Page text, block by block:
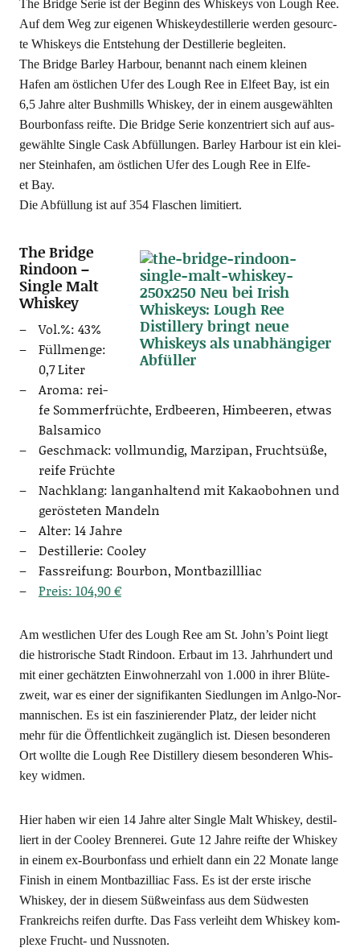
The Bridge Serie ist der Beginn des Whis­keys von Lough Ree.
Auf dem Weg zur eige­nen Whis­key­de­stil­le­rie wer­den ges­ourc­
te Whis­keys die Ent­ste­hung der Destil­le­rie begleiten.
The Bridge Bar­ley Har­bour, benannt nach einem klei­nen
Hafen am öst­li­chen Ufer des Lough Ree in Elfe­et Bay, ist ein
6,5 Jah­re alter Bush­mills Whis­key, der in einem aus­ge­wähl­ten
Bour­bon­fass reif­te. Die Bridge Serie kon­zen­triert sich auf aus­
ge­wähl­te Sin­gle Cask Abfül­lun­gen. Bar­ley Har­bour ist ein klei­
ner Stein­ha­fen, am öst­li­chen Ufer des Lough Ree in Elfe­
et Bay.
Die Abfül­lung ist auf 354 Fla­schen limitiert.
The Bridge
Rindoon –
Single Malt
Whiskey
Vol.%: 43%
Füll­men­ge:
0,7 Liter
Aro­ma: rei­
fe Som­mer­früch­te, Erd­bee­ren, Him­bee­ren, etwas
Balsamico
Geschmack: voll­mun­dig, Mar­zi­pan, Frucht­sü­ße,
rei­fe Früchte
Nach­klang: lang­an­hal­tend mit Kakao­boh­nen und
gerös­te­ten Mandeln
Alter: 14 Jahre
Destil­le­rie: Cooley
Fass­rei­fung: Bour­bon, Montbazillliac
Preis: 104,90 €
Am west­li­chen Ufer des Lough Ree am St. John’s Point liegt
die his­tro­ri­sche Stadt Rin­doon. Erbaut im 13. Jahr­hun­dert und
mit einer gech­ätz­ten Ein­woh­ner­zahl von 1.000 in ihrer Blü­te­
zweit, war es einer der signi­fi­kan­ten Sied­lun­gen im Anl­go-Nor­
man­ni­schen. Es ist ein fas­zi­nie­ren­der Platz, der lei­der nicht
mehr für die Öffent­lich­keit zugäng­lich ist. Die­sen beson­de­ren
Ort woll­te die Lough Ree Distil­lery die­sem beson­de­ren Whis­
key widmen.
Hier haben wir eien 14 Jah­re alter Sin­gle Malt Whis­key, destil­
liert in der Coo­ley Bren­ne­rei. Gute 12 Jah­re reif­te der Whis­key
in einem ex-Bour­bon­fass und erhielt dann ein 22 Mona­te lan­ge
Finish in einem Mont­ba­zil­li­ac Fass. Es ist der ers­te iri­sche
Whis­key, der in die­sem Süß­wein­fass aus dem Süd­wes­ten
Frank­reichs rei­fen durf­te. Das Fass ver­leiht dem Whis­key kom­
ple­xe Frucht- und Nussnoten.